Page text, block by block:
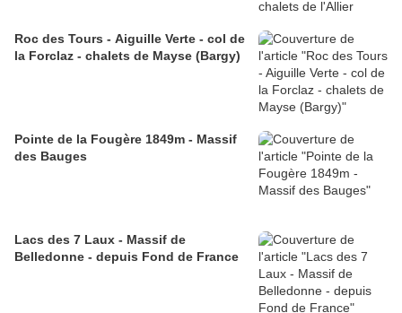
Roc des Tours - Aiguille Verte - col de
la Forclaz - chalets de Mayse (Bargy)
Pointe de la Fougère 1849m - Massif
des Bauges
Lacs des 7 Laux - Massif de
Belledonne - depuis Fond de France